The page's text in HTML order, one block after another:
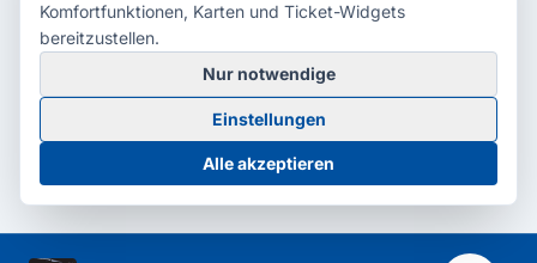
© 2026 Radio Potsdam. Webseite entwickelt durch dieMedienagentur
Babelsberg
BarrierefreiheitserklärungAGBDatenschutzImpressum
Cookie-Einstellungen
Komfortfunktionen, Karten und Ticket-Widgets
bereitzustellen.
Nur notwendige
Einstellungen
Alle akzeptieren